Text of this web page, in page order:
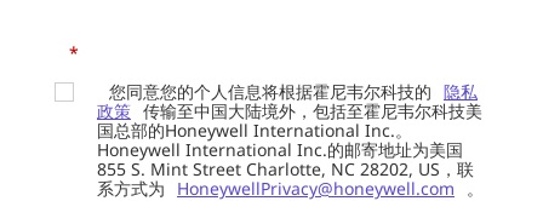
*
您同意您的个人信息将根据霍尼韦尔科技的 隐私
政策 传输至中国大陆境外，包括至霍尼韦尔科技美
国总部的Honeywell International Inc.。
Honeywell International Inc.的邮寄地址为美国
855 S. Mint Street Charlotte, NC 28202, US，联
系方式为
HoneywellPrivacy@honeywell.com
。